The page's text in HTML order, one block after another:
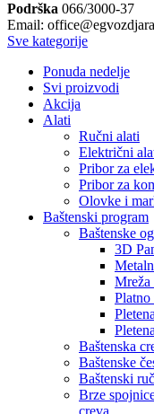
Podrška 066/3000-37
Email:
Sve kategorije
Ponuda nedelje
Svi proizvodi
Akcija
Alati
Ručni alati
Električni
Pribor za
Pribor za
Olovke i
Baštenski program
Baštenske
3D
Mreža
Platno
Baštenska
Baštenske
Baštenski
Brze
creva